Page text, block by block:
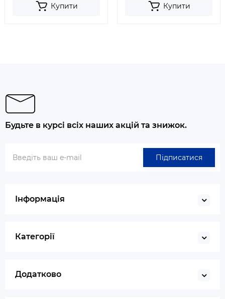
Купити Купити
Будьте в курсі всіх наших акцій та знижок.
Підписатися
Інформація
Категорії
Додатково